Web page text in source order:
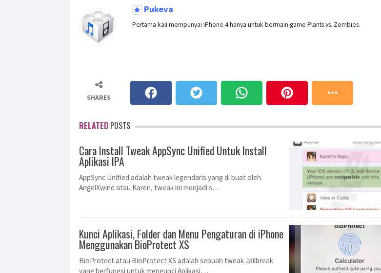
Pukeva
Pertama kali mempunyai iPhone 4 hanya untuk bermain game Plants vs. Zombies.
SHARES
RELATED POSTS
Cara Install Tweak AppSync Unified Untuk Install
Aplikasi IPA
AppSync Unified adalah tweak legendaris yang di buat oleh
AngelXwind atau Karen, tweak ini menjadi s…
Kunci Aplikasi, Folder dan Menu Pengaturan di iPhone
Menggunakan BioProtect XS
BioProtect atau BioProtect XS adalah sebuah tweak Jailbreak
yang berfungsi untuk mengunci Aplikasi, …